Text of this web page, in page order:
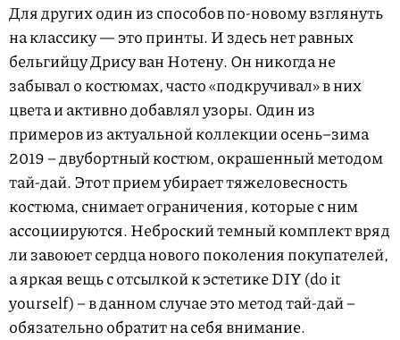
Для других один из способов по-новому взглянуть
на классику — это принты. И здесь нет равных
бельгийцу Дрису ван Нотену. Он никогда не
забывал о костюмах, часто «подкручивал» в них
цвета и активно добавлял узоры. Один из
примеров из актуальной коллекции осень–зима
2019 – двубортный костюм, окрашенный методом
тай-дай. Этот прием убирает тяжеловесность
костюма, снимает ограничения, которые с ним
ассоциируются. Неброский темный комплект вряд
ли завоюет сердца нового поколения покупателей,
а яркая вещь с отсылкой к эстетике DIY (do it
yourself) – в данном случае это метод тай-дай –
обязательно обратит на себя внимание.